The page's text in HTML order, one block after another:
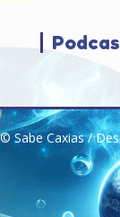
© Sabe Caxias /